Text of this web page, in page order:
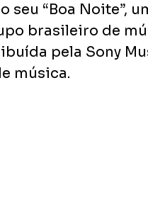
“Boa Noite”,
brasileiro de
pela Sony
música.